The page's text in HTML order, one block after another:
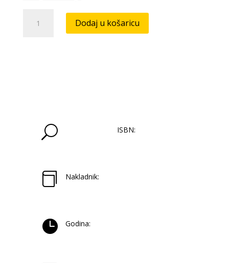
Disorders
Dodaj u košaricu
U ISBN:
 Nakladnik:
 Godina: